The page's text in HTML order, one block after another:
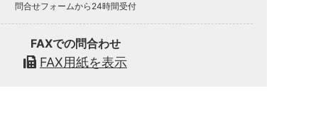
問合せフォームから24時間受付
FAXでの問合わせ
FAX用紙を表示